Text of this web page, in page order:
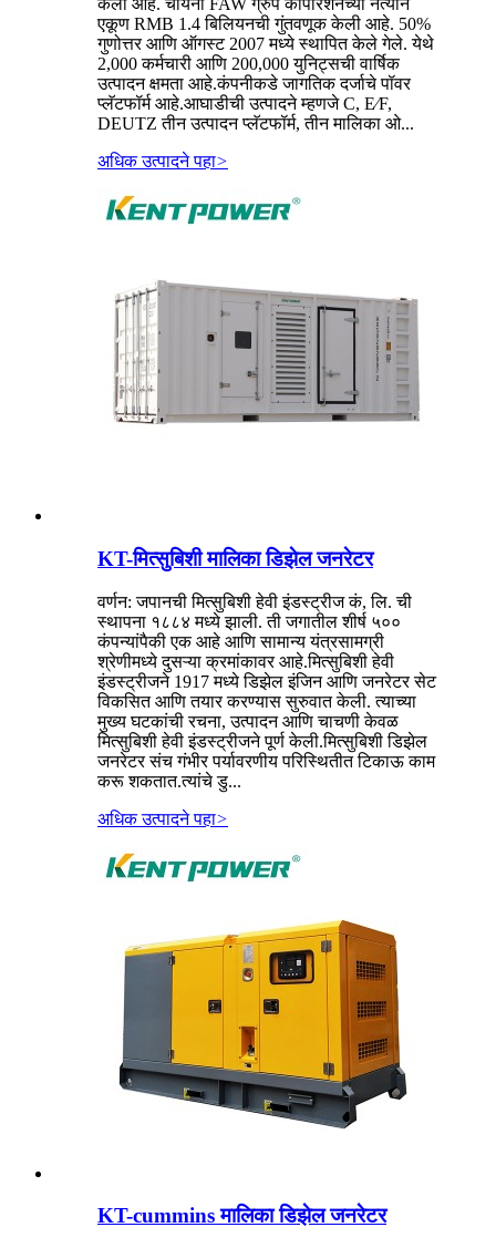
केली आहे. चायना FAW ग्रुप कॉर्पोरेशनच्या नेत्याने
एकूण RMB 1.4 बिलियनची गुंतवणूक केली आहे. 50%
गुणोत्तर आणि ऑगस्ट 2007 मध्ये स्थापित केले गेले. येथे
2,000 कर्मचारी आणि 200,000 युनिट्सची वार्षिक
उत्पादन क्षमता आहे.कंपनीकडे जागतिक दर्जाचे पॉवर
प्लॅटफॉर्म आहे.आघाडीची उत्पादने म्हणजे C, E∕F,
DEUTZ तीन उत्पादन प्लॅटफॉर्म, तीन मालिका ओ...
अधिक उत्पादने पहा>
KT-मित्सुबिशी मालिका डिझेल जनरेटर
वर्णन: जपानची मित्सुबिशी हेवी इंडस्ट्रीज कं, लि. ची
स्थापना १८८४ मध्ये झाली. ती जगातील शीर्ष ५००
कंपन्यांपैकी एक आहे आणि सामान्य यंत्रसामग्री
श्रेणीमध्ये दुसऱ्या क्रमांकावर आहे.मित्सुबिशी हेवी
इंडस्ट्रीजने 1917 मध्ये डिझेल इंजिन आणि जनरेटर सेट
विकसित आणि तयार करण्यास सुरुवात केली. त्याच्या
मुख्य घटकांची रचना, उत्पादन आणि चाचणी केवळ
मित्सुबिशी हेवी इंडस्ट्रीजने पूर्ण केली.मित्सुबिशी डिझेल
जनरेटर संच गंभीर पर्यावरणीय परिस्थितीत टिकाऊ काम
करू शकतात.त्यांचे डु...
अधिक उत्पादने पहा>
KT-cummins मालिका डिझेल जनरेटर